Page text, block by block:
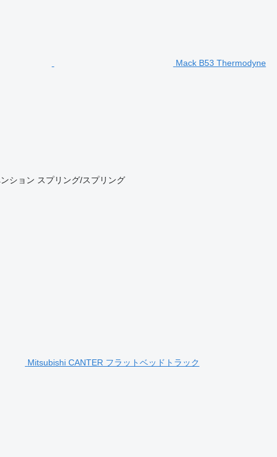
Mack B53 Thermodyne
ション スプリング/スプリング
Mitsubishi CANTER フラットベッドトラック